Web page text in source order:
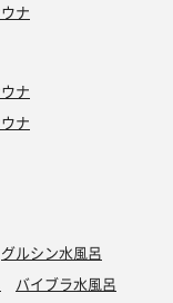
ナ
ナ
ナ
グルシン水風呂
バイブラ水風呂